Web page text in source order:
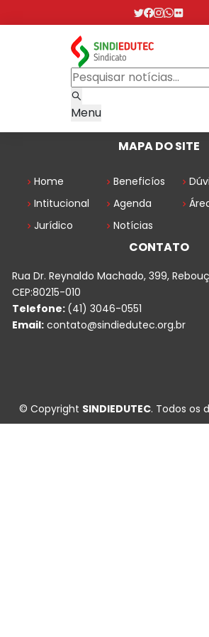
Menu
MAPA DO SITE
Home
Intitucional
Jurídico
Beneficíos
Agenda
Notícias
CONTATO
Rua Dr. Reynaldo Machado, 399,
CEP:80215-010
Telefone: (41) 3046-0551
Email: contato@sindiedutec.org.br
© Copyright SINDIEDUTEC. Todos os